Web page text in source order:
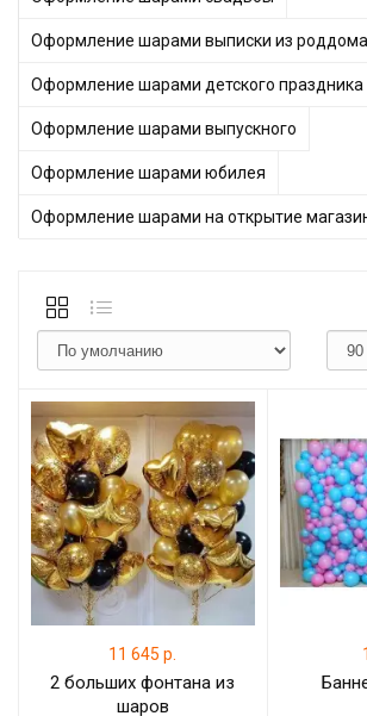
Оформление шарами выписки из роддома
Оформление шарами детского праздника
Оформление шарами выпускного
Оформление шарами юбилея
Оформление шарами на открытие
11 645 р.
2 больших фонтана из
шаров